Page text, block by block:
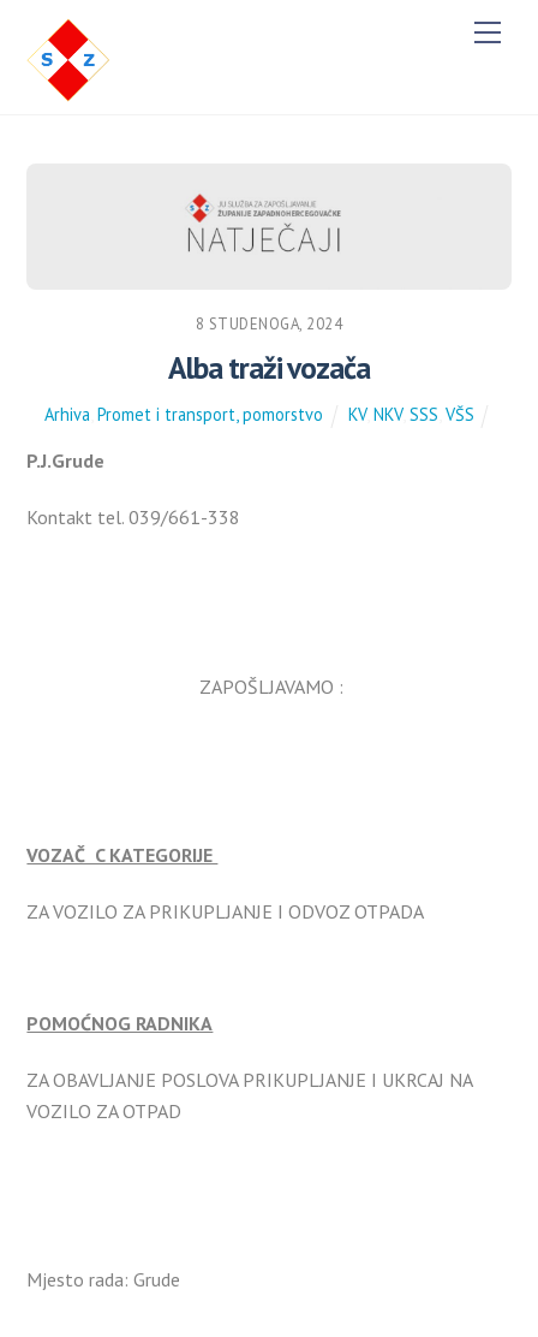
M
e
8 STUDENOGA, 2024
Alba traži vozača
Arhiva ,Promet i transport, pomorstvo KV, NKV, SSS VŠS
P.J.Grude
Kontakt tel. 039/661-338
ZAPOŠLJAVAMO :
VOZAČ C KATEGORIJE
ZA VOZILO ZA PRIKUPLJANJE I ODVOZ OTPADA
POMOĆNOG RADNIKA
ZA OBAVLJANJE POSLOVA PRIKUPLJANJE I UKRCAJ NA
VOZILO ZA OTPAD
Mjesto rada: Grude